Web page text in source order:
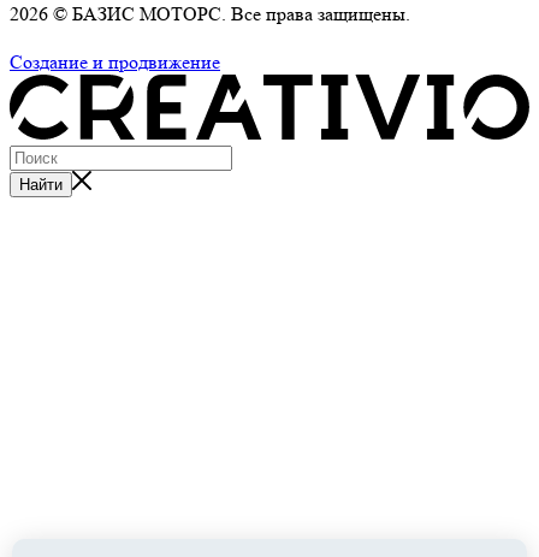
2026 © БАЗИС МОТОРС. Все права защищены.
Создание и продвижение
Найти